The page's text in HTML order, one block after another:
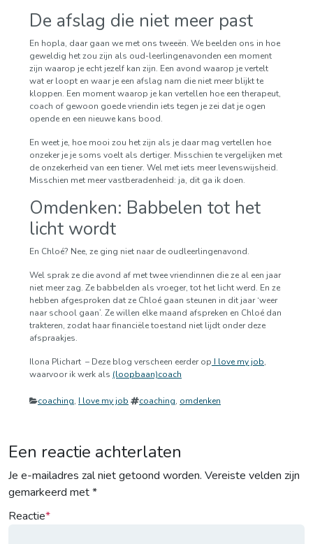
De afslag die niet meer past
En hopla, daar gaan we met ons tweeën. We beelden ons in hoe
geweldig het zou zijn als oud-leerlingenavonden een moment
zijn waarop je echt jezelf kan zijn. Een avond waarop je vertelt
wat er loopt en waar je een afslag nam die niet meer blijkt te
kloppen. Een moment waarop je kan vertellen hoe een therapeut,
coach of gewoon goede vriendin iets tegen je zei dat je ogen
opende en een nieuwe kans bood.
En weet je, hoe mooi zou het zijn als je daar mag vertellen hoe
onzeker je je soms voelt als dertiger. Misschien te vergelijken met
de onzekerheid van een tiener. Wel met iets meer levenswijsheid.
Misschien met meer vastberadenheid: ja, dit ga ik doen.
Omdenken: Babbelen tot het
licht wordt
En Chloé? Nee, ze ging niet naar de oudleerlingenavond.
Wel sprak ze die avond af met twee vriendinnen die ze al een jaar
niet meer zag. Ze babbelden als vroeger, tot het licht werd. En ze
hebben afgesproken dat ze Chloé gaan steunen in dit jaar ‘weer
naar school gaan’. Ze willen elke maand afspreken en Chloé dan
trakteren, zodat haar financiële toestand niet lijdt onder deze
afspraakjes.
Ilona Plichart – Deze blog verscheen eerder op I love my job,
waarvoor ik werk als (loopbaan)coach
Categorieën
coaching, I love my job Tags
coaching, omdenken
Een reactie achterlaten
Je e-mailadres zal niet getoond worden. Vereiste velden zijn
gemarkeerd met*
Reactie